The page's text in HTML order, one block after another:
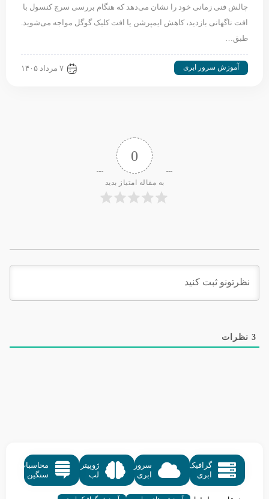
چالش فنی زمانی خود را نشان می‌دهد که هنگام بررسی سرچ کنسول با
افت ناگهانی بازدید، کاهش ایمپرشن یا افت کلیک گوگل مواجه می‌شوید.
طبق…
آموزش سرور ابری ۷ مرداد ۱۴۰۵
0
به مقاله امتیاز بدید
3 نظرات
گرافیک
ابری
ژوپیتر
لب
سرور
ابری
محاسبات
سنگین